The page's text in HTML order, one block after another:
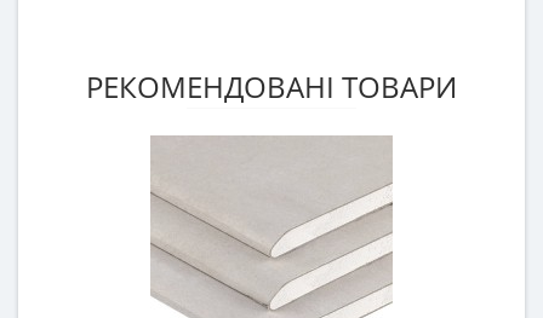
РЕКОМЕНДОВАНІ ТОВАРИ